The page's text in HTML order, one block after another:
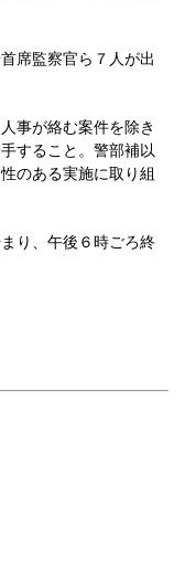
席監察官ら７人が出
事が絡む案件を除き
すること。警部補以
のある実施に取り組
り、午後６時ごろ終